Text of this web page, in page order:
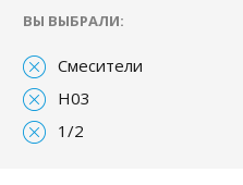
ВЫ ВЫБРАЛИ:
Смесители
H03
1/2